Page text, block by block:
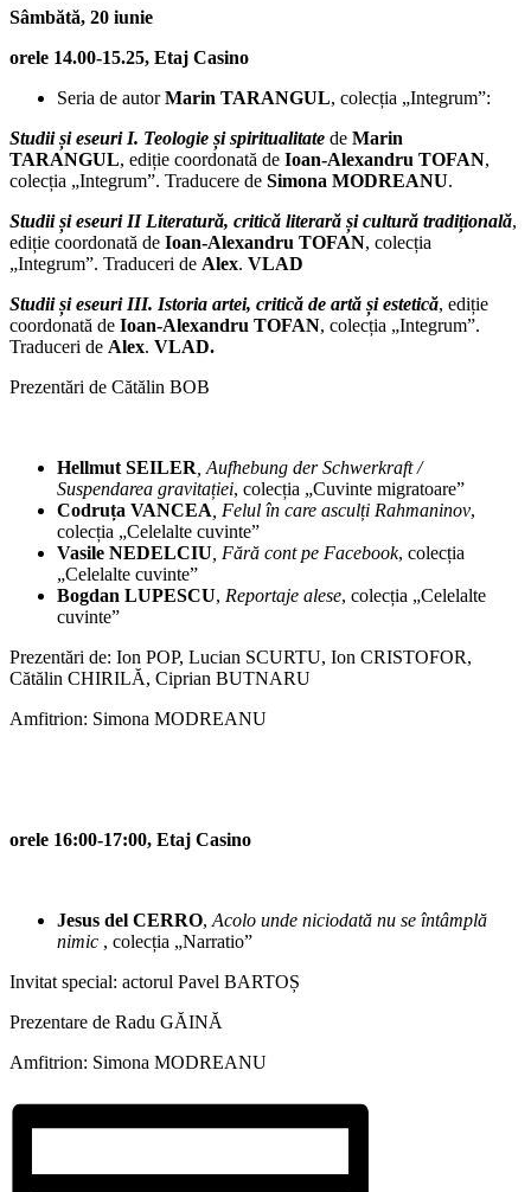
Sâmbătă, 20 iunie
orele 14.00-15.25, Etaj Casino
Seria de autorMarin TARANGUL, colecția „Integrum”:
Studii și eseuri I. Teologie și spiritualitate de Marin
TARANGUL, ediție coordonată de Ioan-Alexandru TOFAN,
colecția „Integrum”. Traducere de Simona MODREANU.
Studii și eseuri II Literatură, critică literară și cultură tradițională,
ediție coordonată de Ioan-Alexandru TOFAN, colecția
„Integrum”. Traduceri de Alex. VLAD
Studii și eseuri III. Istoria artei, critică de artă și estetică, ediție
coordonată de Ioan-Alexandru TOFAN, colecția „Integrum”.
Traduceri de Alex. VLAD.
Prezentări de Cătălin BOB
Hellmut SEILER , Aufhebung der Schwerkraft /
Suspendarea gravitației, colecția „Cuvinte migratoare”
Codruța VANCEA , Felul în care asculți Rahmaninov,
colecția „Celelalte cuvinte”
Vasile NEDELCIU , Fără cont pe Facebook, colecția
„Celelalte cuvinte”
Bogdan LUPESCU, Reportaje alese, colecția „Celelalte
cuvinte”
Prezentări de: Ion POP, Lucian SCURTU, Ion CRISTOFOR,
Cătălin CHIRILĂ, Ciprian BUTNARU
Amfitrion: Simona MODREANU
orele 16:00-17:00, Etaj Casino
Jesus del CERRO, Acolo unde niciodată nu se întâmplă
nimic , colecția „Narratio”
Invitat special: actorul Pavel BARTOȘ
Prezentare de Radu GĂINĂ
Amfitrion: Simona MODREANU